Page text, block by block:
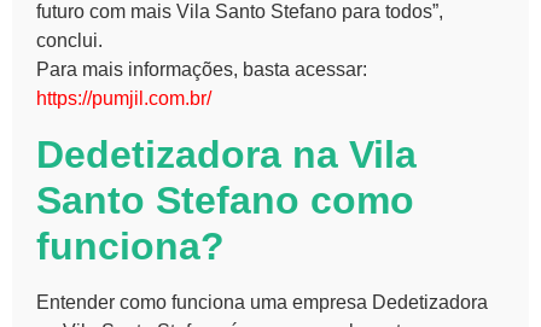
futuro com mais Vila Santo Stefano para todos”,
conclui.
Para mais informações, basta acessar:
https://pumjil.com.br/
Dedetizadora na Vila
Santo Stefano como
funciona?
Entender como funciona uma empresa Dedetizadora